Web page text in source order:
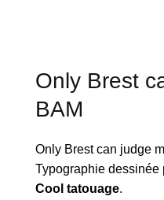
Only Brest
BAM
Only Brest can judge
Typographie dessinée
Cool tatouage.